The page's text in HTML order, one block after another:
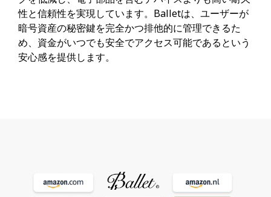
性と信頼性を実現しています。Balletは、ユーザーが
暗号資産の秘密鍵を完全かつ排他的に管理できるた
め、資金がいつでも安全でアクセス可能であるという
安心感を提供します。